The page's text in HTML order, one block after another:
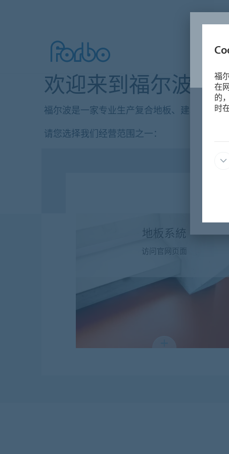
欢迎来到福尔波中
福尔波是一家专业生产复合地板、建筑粘合
请您选择我们经营范围之一：
地板系統
访问官网页面
福
在
的
时